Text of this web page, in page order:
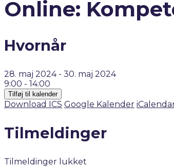
Online:
Hvornår
28. maj 2024 - 30. maj 2024
9:00 - 14:00
Tilføj til kalender
Download ICS Google Kalender
Tilmeldinger
Tilmeldinger lukket